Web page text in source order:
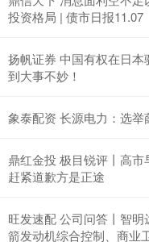
投资格局 | 债市日报11.07
扬帆证券 中国有权在日
到大事不妙！
象泰配资 长源电力：选
鼎红金投 极目锐评丨高市
赶紧道歉方是正途
旺发速配 公司问答丨智
箭发动机综合控制、商业